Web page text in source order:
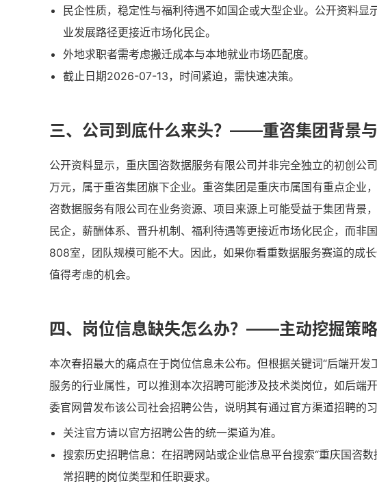
民企性质，稳定性与福利待遇不如国企或大型企业。公开资料
业发展路径更接近市场化民企。
外地求职者需考虑搬迁成本与本地就业市场匹配度。
截止日期2026-07-13，时间紧迫，需快速决策。
三、公司到底什么来头？——重咨集团背景
公开资料显示，重庆国咨数据服务有限公司并非完全独立的初创公
万元，属于重咨集团旗下企业。重咨集团是重庆市属国有重点企业
咨数据服务有限公司在业务资源、项目来源上可能受益于集团背景
民企，薪酬体系、晋升机制、福利待遇等更接近市场化民企，而非
808室，团队规模可能不大。因此，如果你看重数据服务赛道的成
值得考虑的机会。
四、岗位信息缺失怎么办？——主动挖掘策
本次春招最大的痛点在于岗位信息未公布。但根据关键词“后端开
服务的行业属性，可以推测本次招聘可能涉及技术类岗位，如后端
委官网曾发布该公司社会招聘公告，说明其有通过官方渠道招聘的
关注官方请以官方招聘公告的统一渠道为准。
搜索历史招聘信息：在招聘网站或企业信息平台搜索“重庆国咨
常招聘的岗位类型和任职要求。